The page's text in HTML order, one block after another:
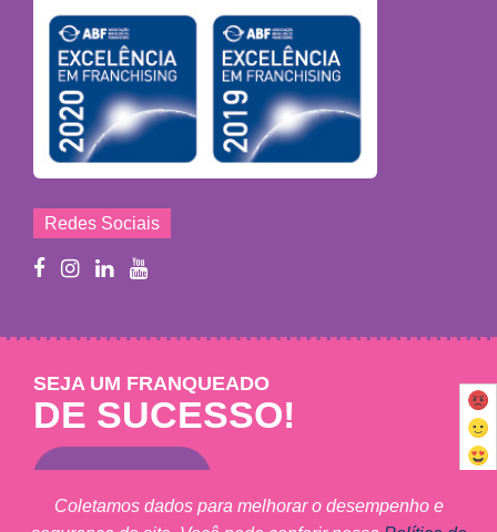
Redes Sociais
SEJA UM FRANQUEADO
DE SUCESSO!
Coletamos dados para melhorar o desempenho e